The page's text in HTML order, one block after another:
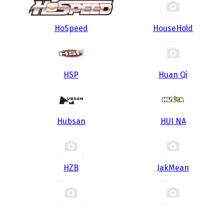
HoSpeed HouseHold
HSP Huan Qi
Hubsan HUI NA
HZB JakMean